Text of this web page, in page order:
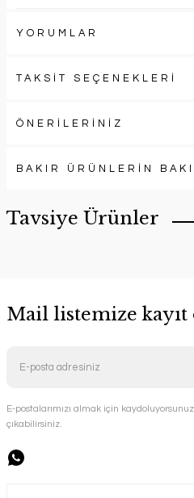
YORUMLAR
TAKSİT SEÇENEKLERİ
ÖNERİLERİNİZ
BAKIR ÜRÜNLERİN
Tavsiye Ürünler
Handygoo El İşlemesi Bakır Sahan
Mail listemize
E-postalarımızı almak için
çıkabilirsiniz.